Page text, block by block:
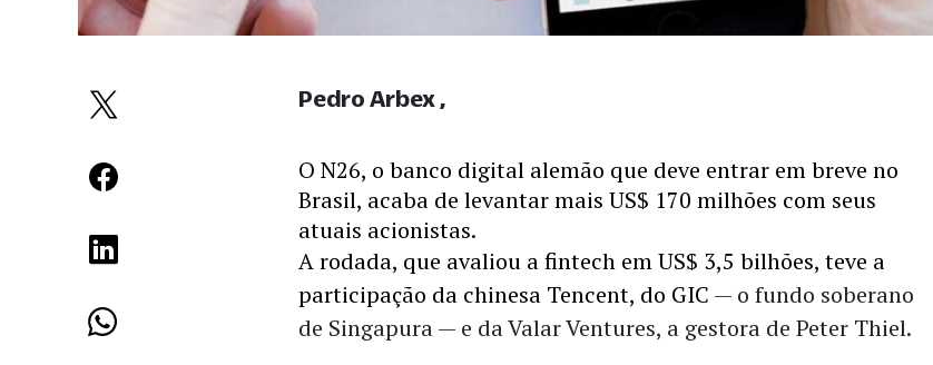
O N26, o banco digital alemão que deve entrar em breve no
Brasil, acaba de levantar mais US$ 170 milhões com seus
atuais acionistas.
A rodada, que avaliou a fintech em US$ 3,5 bilhões, teve a
participação da chinesa Tencent, do GIC — o fundo soberano
de Singapura — e da Valar Ventures, a gestora de Peter Thiel.
Pedro Arbex